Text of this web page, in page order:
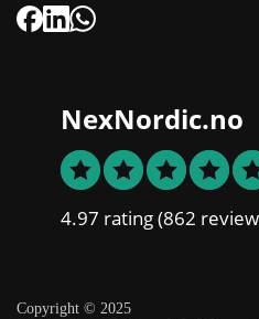
NexNordic.no
4.97 rating(862
Copyright © 2025